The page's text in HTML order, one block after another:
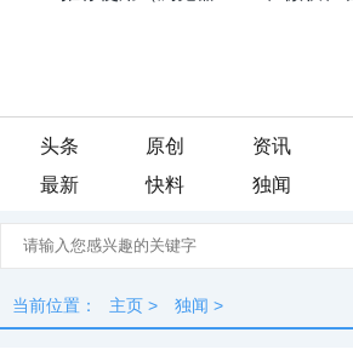
头条 原创 资讯
最新
快料 独闻
当前位置： 主页 > 独闻 >